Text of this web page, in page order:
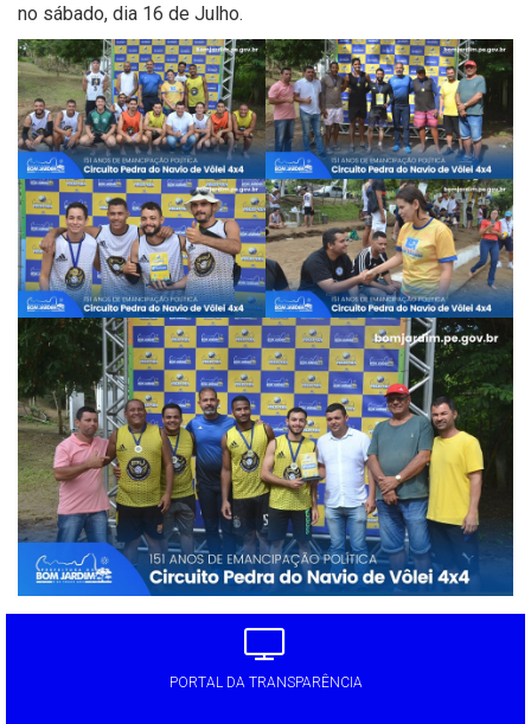
no sábado, dia 16 de Julho.
PORTAL DA TRANSPARÊNCIA